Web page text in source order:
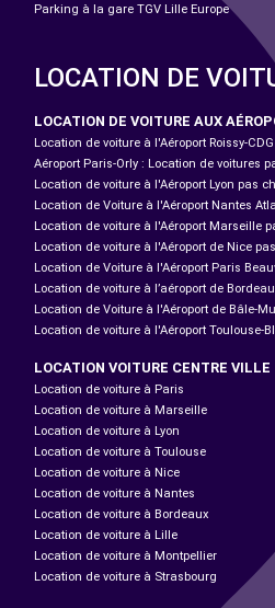
Parking à la gare TGV Lille Europe
LOCATION DE
LOCATION DE VOITURE AUX
Location de voiture à l'Aéroport Roissy-
Aéroport Paris-Orly : Location de voitures
Location de voiture à l'Aéroport Lyon pas
Location de Voiture à l'Aéroport Nantes
Location de voiture à l'Aéroport Marseille
Location de voiture à l'Aéroport de Nice
Location de Voiture à l'Aéroport Paris
Location de voiture à l’aéroport de
Location de Voiture à l'Aéroport de Bâle-
Location de voiture à l'Aéroport Toulouse-
LOCATION VOITURE CENTRE VILLE
Location de voiture à Paris
Location de voiture à Marseille
Location de voiture à Lyon
Location de voiture à Toulouse
Location de voiture à Nice
Location de voiture à Nantes
Location de voiture à Bordeaux
Location de voiture à Lille
Location de voiture à Montpellier
Location de voiture à Strasbourg